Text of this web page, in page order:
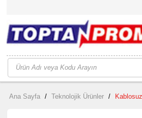
Ana Sayfa / Teknolojik Ürünler /